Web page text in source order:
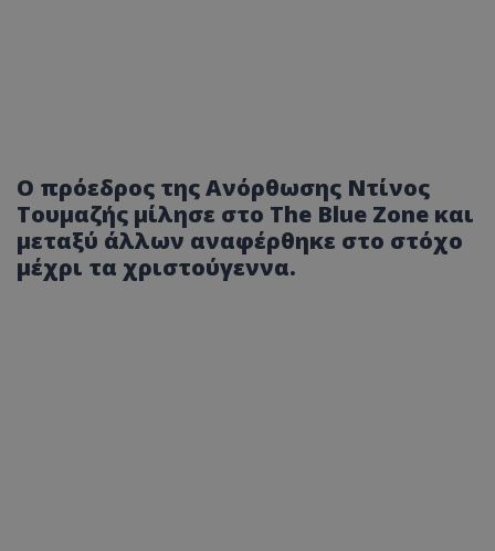
Ο πρόεδρος της Ανόρθωσης Ντίνος
Τουμαζής μίλησε στο The Blue Zone και
μεταξύ άλλων αναφέρθηκε στο στόχο
μέχρι τα χριστούγεννα.